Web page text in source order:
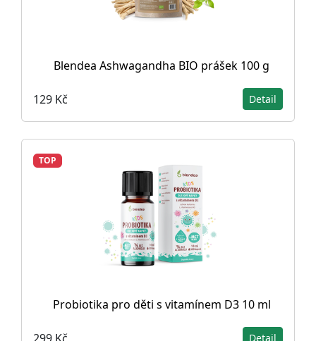
Blendea Ashwagandha BIO prášek 100 g
129 Kč Detail
TOP
Probiotika pro děti s vitamínem D3 10 ml
299 Kč Detail